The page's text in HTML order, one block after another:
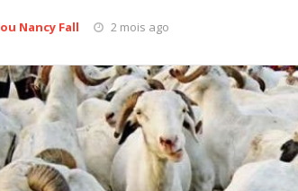
Nancy Fall 2 mois ago